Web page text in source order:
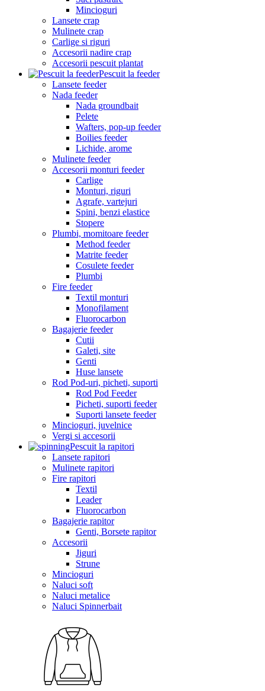
Mincioguri
Lansete crap
Mulinete crap
Carlige si riguri
Accesorii nadire crap
Accesorii pescuit plantat
Pescuit la feeder
Lansete feeder
Nada feeder
Nada groundbait
Pelete
Wafters, pop-up feeder
Boilies feeder
Lichide, arome
Mulinete feeder
Accesorii monturi feeder
Carlige
Monturi, riguri
Agrafe, vartejuri
Spini, benzi elastice
Stopere
Plumbi, momitoare feeder
Method feeder
Matrite feeder
Cosulete feeder
Plumbi
Fire feeder
Textil monturi
Monofilament
Fluorocarbon
Bagajerie feeder
Cutii
Galeti, site
Genti
Huse lansete
Rod Pod-uri, picheti, suporti
Rod Pod Feeder
Picheti, suporti feeder
Suporti lansete feeder
Mincioguri, juvelnice
Vergi si accesorii
Pescuit la rapitori
Lansete rapitori
Mulinete rapitori
Fire rapitori
Textil
Leader
Fluorocarbon
Bagajerie rapitor
Genti, Borsete rapitor
Accesorii
Jiguri
Strune
Mincioguri
Naluci soft
Naluci metalice
Naluci Spinnerbait